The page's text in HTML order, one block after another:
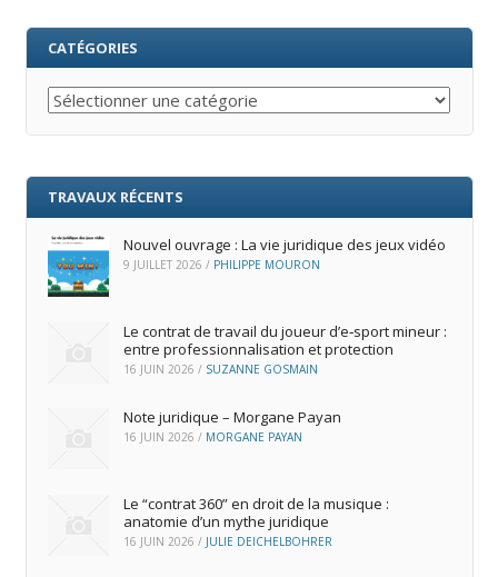
CATÉGORIES
Catégories
TRAVAUX RÉCENTS
Nouvel ouvrage : La vie juridique des jeux vidéo
9 JUILLET 2026 / PHILIPPE MOURON
Le contrat de travail du joueur d’e‑sport mineur :
entre professionnalisation et protection
16 JUIN 2026 / SUZANNE GOSMAIN
Note juridique – Morgane Payan
16 JUIN 2026 / MORGANE PAYAN
Le “contrat 360” en droit de la musique :
anatomie d’un mythe juridique
16 JUIN 2026 / JULIE DEICHELBOHRER